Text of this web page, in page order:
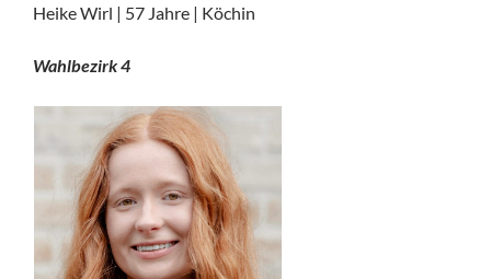
Heike Wirl | 57 Jahre | Köchin
Wahlbezirk 4